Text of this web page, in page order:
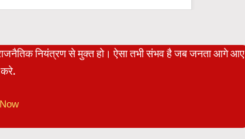
नियंत्रण से मुक्त हो। ऐसा तभी संभव है जब जनता आगे आए